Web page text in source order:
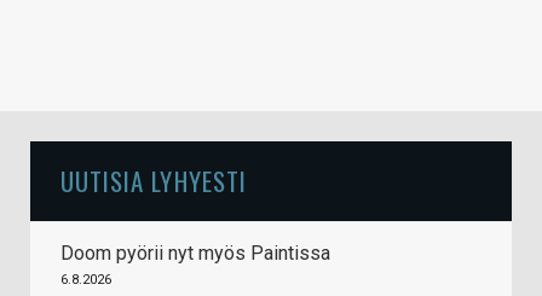
UUTISIA LYHYESTI
Doom pyörii nyt myös Paintissa
6.8.2026